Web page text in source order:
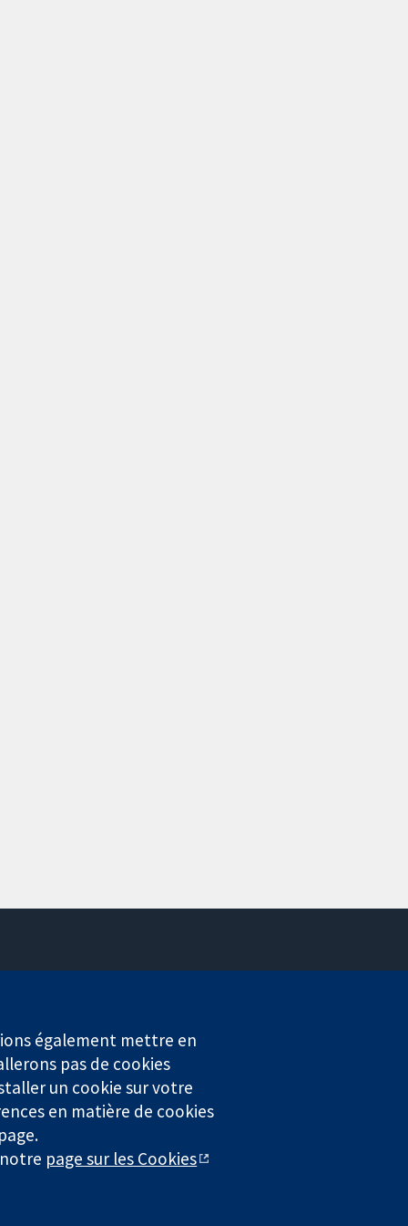
Service de presse
Qui sommes-nous
Offres d'emploi
Cochrane Library
enregistrée en Angleterre et au Pays de Galles. Numéro de
également mettre en
pas de cookies
un cookie sur votre
en matière de cookies
page sur les Cookies